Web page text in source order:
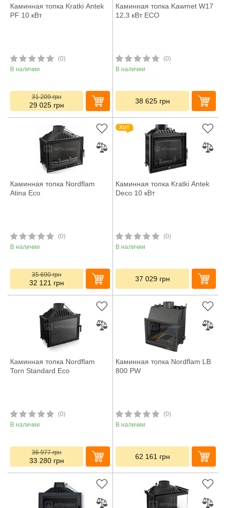
Каминная топка Kratki Antek
PF 10 кВт
(0)
В наличии
31 209грн
29 025 грн
Каминная топка Kawmet W17
12,3 кВт ECO
(0)
В наличии
38 625 грн
Каминная топка Nordflam
Atina Eco
(0)
В наличии
35 690грн
32 121 грн
Хит
Каминная топка Kratki Antek
Deco 10 кВт
(0)
В наличии
37 029 грн
Каминная топка Nordflam
Torn Standard Eco
(0)
В наличии
36 977грн
33 280 грн
Каминная топка Nordflam LB
800 PW
(0)
В наличии
62 161 грн